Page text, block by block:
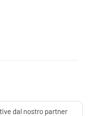
dal nostro partner